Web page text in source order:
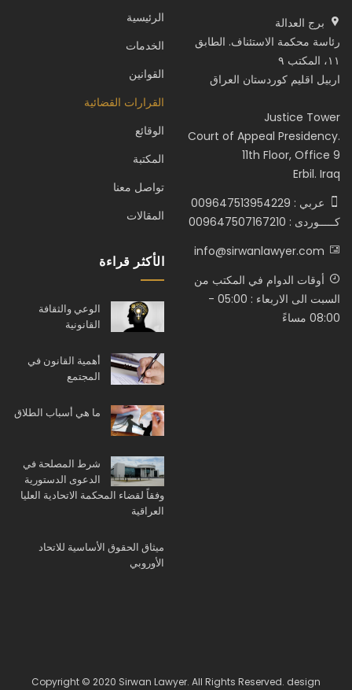
برج العدالة
رئاسة محكمة الاستئناف. الطابق
١١، المكتب ٩
اربيل اقليم كوردستان العراق
Justice Tower
Court of Appeal Presidency.
11th Floor, Office 9
Erbil. Iraq
عربي : 009647513954229
كـــــوردى : 009647507167210
info@sirwanlawyer.com
أوقات الدوام في المكتب من
السبت الى الاربعاء : 05:00 -
08:00 مساءً
الرئيسية
الخدمات
القوانين
القرارات القضائية
الوقائع
المكتبة
تواصل معنا
المقالات
الأكثر قراءة
الوعي والثقافة
القانونية
أهمية القانون في
المجتمع
ما هي أسباب الطلاق
شرط المصلحة في
الدعوى الدستورية
وفقاً لقضاء المحكمة الاتحادية العليا
العراقية
ميثاق الحقوق الأساسية للاتحاد
الأوروبي
Copyright © 2020 Sirwan Lawyer. All Rights Reserved. design